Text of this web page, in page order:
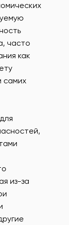
часто
как
самих
из-за